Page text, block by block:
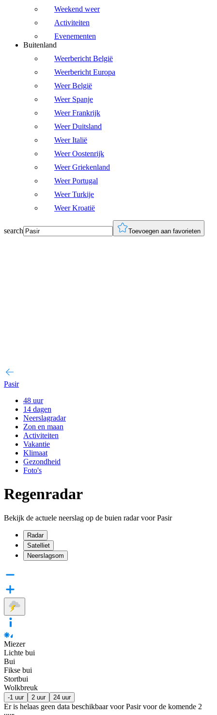
Weekend weer
Activiteiten
Evenementen
Buitenland
Weerbericht België
Weerbericht Europa
Weer België
Weer Spanje
Weer Frankrijk
Weer Duitsland
Weer Italië
Weer Oostenrijk
Weer Griekenland
Weer Portugal
Weer Turkije
Weer Kroatië
search Toevoegen aan favorieten
Pasir
48 uur
14 dagen
Neerslagradar
Zon en maan
Activiteiten
Vakantie
Klimaat
Gezondheid
Foto's
Regenradar
Bekijk de actuele neerslag op de buien radar voor Pasir
Radar
Satelliet
Neerslagsom
Miezer
Lichte bui
Bui
Fikse bui
Stortbui
Wolkbreuk
-1 uur 2 uur 24 uur
Er is helaas geen data beschikbaar voor Pasir voor de komende 2